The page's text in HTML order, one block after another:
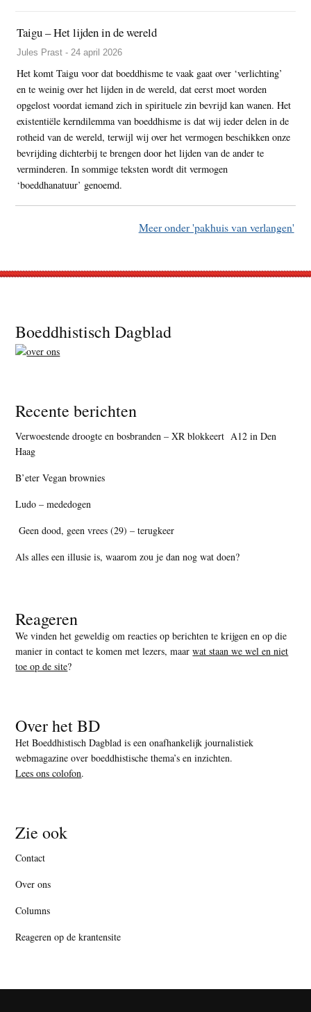
Taigu – Het lijden in de wereld
Jules Prast - 24 april 2026
Het komt Taigu voor dat boeddhisme te vaak gaat over ‘verlichting’
en te weinig over het lijden in de wereld, dat eerst moet worden
opgelost voordat iemand zich in spirituele zin bevrijd kan wanen. Het
existentiële kerndilemma van boeddhisme is dat wij ieder delen in de
rotheid van de wereld, terwijl wij over het vermogen beschikken onze
bevrijding dichterbij te brengen door het lijden van de ander te
verminderen. In sommige teksten wordt dit vermogen
‘boeddhanatuur’ genoemd.
Meer onder 'pakhuis van verlangen'
Footer
Boeddhistisch Dagblad
Recente berichten
Verwoestende droogte en bosbranden – XR blokkeert A12 in Den
Haag
B’eter Vegan brownies
Ludo – mededogen
Geen dood, geen vrees (29) – terugkeer
Als alles een illusie is, waarom zou je dan nog wat doen?
Reageren
We vinden het geweldig om reacties op berichten te krijgen en op die
manier in contact te komen met lezers, maarwat staan we wel en niet
toe op de site?
Over het BD
Het Boeddhistisch Dagblad is een onafhankelijk journalistiek
webmagazine over boeddhistische thema’s en inzichten.
Lees ons colofon.
Zie ook
Contact
Over ons
Columns
Reageren op de krantensite